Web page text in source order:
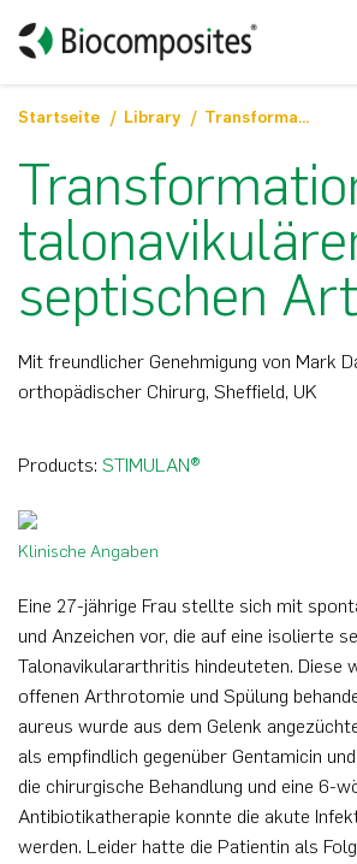
Startseite Library Transformation einer talonavikulären septischen Arthritis
septischen
Mit freundlicher Genehmigung von Mark
orthopädischer Chirurg, Sheffield, UK
Products: STIMULAN®
Klinische Angaben
Eine 27-jährige Frau stellte sich mit
und Anzeichen vor, die auf eine isolierte
Talonavikulararthritis hindeuteten. Diese
offenen Arthrotomie und Spülung
aureus wurde aus dem Gelenk
als empfindlich gegenüber Gentamicin
die chirurgische Behandlung und eine 6-
Antibiotikatherapie konnte die akute
werden. Leider hatte die Patientin als